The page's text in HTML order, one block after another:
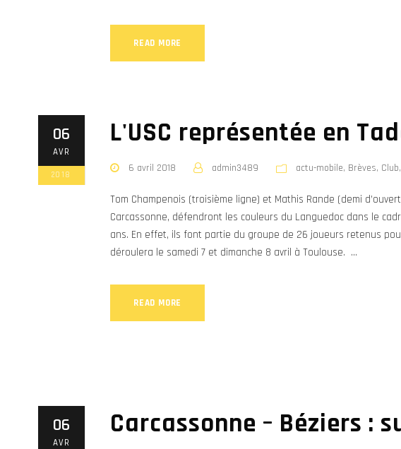
READ MORE
06
AVR
2018
L'USC représentée en
6 avril 2018 admin3489 actu-mobile, Brèves, Club,
Tom Champenois (troisième ligne) et Mathis Rande (demi
Carcassonne, défendront les couleurs du Languedoc dans le
ans. En effet, ils font partie du groupe de 26 joueurs retenus
déroulera le samedi 7 et dimanche 8 avril à Toulouse. ...
READ MORE
06
AVR
Carcassonne – Béziers :